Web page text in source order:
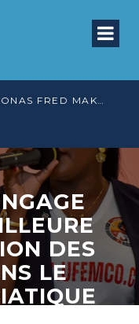
DEPUIS SA CELLULE À OUESSO, JONAS FRED MAKITA DÉNONCE CE QU’IL QUALIFIE DE DÉNI DE JUSTICE
DES
LE